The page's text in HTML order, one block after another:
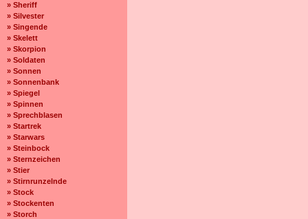
» Sheriff
» Silvester
» Singende
» Skelett
» Skorpion
» Soldaten
» Sonnen
» Sonnenbank
» Spiegel
» Spinnen
» Sprechblasen
» Startrek
» Starwars
» Steinbock
» Sternzeichen
» Stier
» Stirnrunzelnde
» Stock
» Stockenten
» Storch